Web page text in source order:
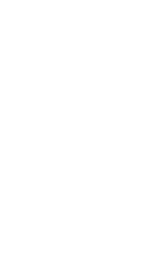
w koszyku: 0.